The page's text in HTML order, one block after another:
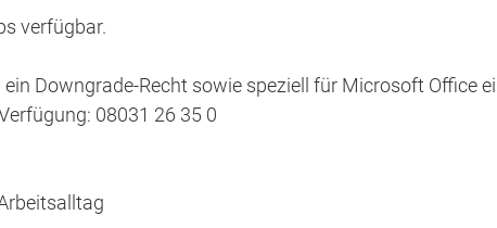
verfügbar.
Downgrade-Recht sowie speziell für Microsoft Office
08031 26 35 0